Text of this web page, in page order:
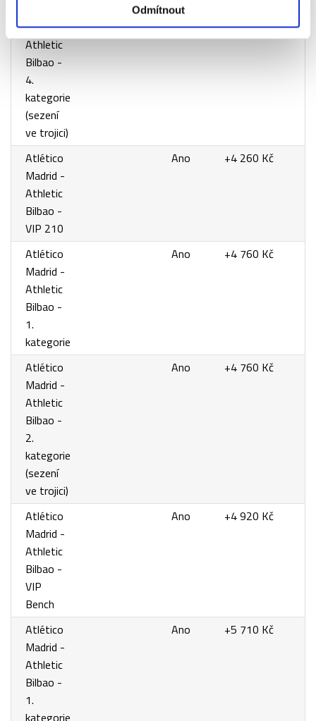
Odmítnout
Madrid -
Athletic
Bilbao -
4.
kategorie
(sezení
ve trojici)
Ano
Atlético
Madrid -
Athletic
Bilbao -
VIP 210
Ano +4 260 Kč
Atlético
Madrid -
Athletic
Bilbao -
1.
kategorie
Ano +4 760 Kč
Atlético
Madrid -
Athletic
Bilbao -
2.
kategorie
(sezení
ve trojici)
Ano +4 760 Kč
Atlético
Madrid -
Athletic
Bilbao -
VIP
Bench
Ano +4 920 Kč
Atlético
Madrid -
Athletic
Bilbao -
1.
Ano +5 710 Kč